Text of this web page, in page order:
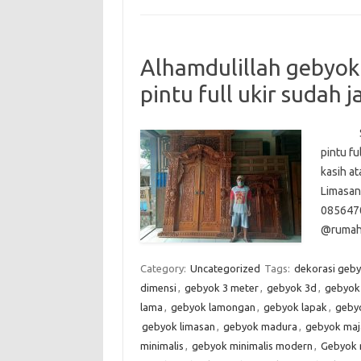
Alhamdulillah
pintu full ukir sudah
pintu
kasih
Category: Uncategorized Tags: dekorasi
dimensi , gebyok 3 meter, gebyok 3d ,
lama , gebyok lamongan , gebyok lapak ,
gebyok limasan , gebyok madura , gebyok
minimalis , gebyok minimalis modern , Gebyok